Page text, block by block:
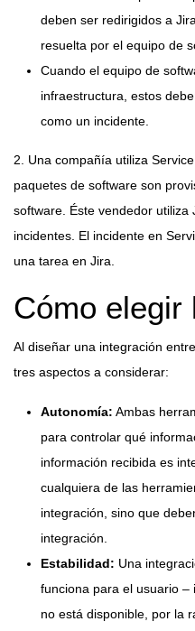
deben ser redirigidos a
resuelta por el equipo de
Cuando el equipo de
infraestructura, estos
como un incidente.
2. Una compañía utiliza
paquetes de software son
software. Éste vendedor utiliza
incidentes. El incidente en
una tarea en Jira.
Cómo elegir
Al diseñar una integración
tres aspectos a considerar:
Autonomía: Ambas
para controlar qué
información recibida es
cualquiera de las
integración, sino que
integración.
Estabilidad: Una
funciona para el usuario –
no está disponible, por la